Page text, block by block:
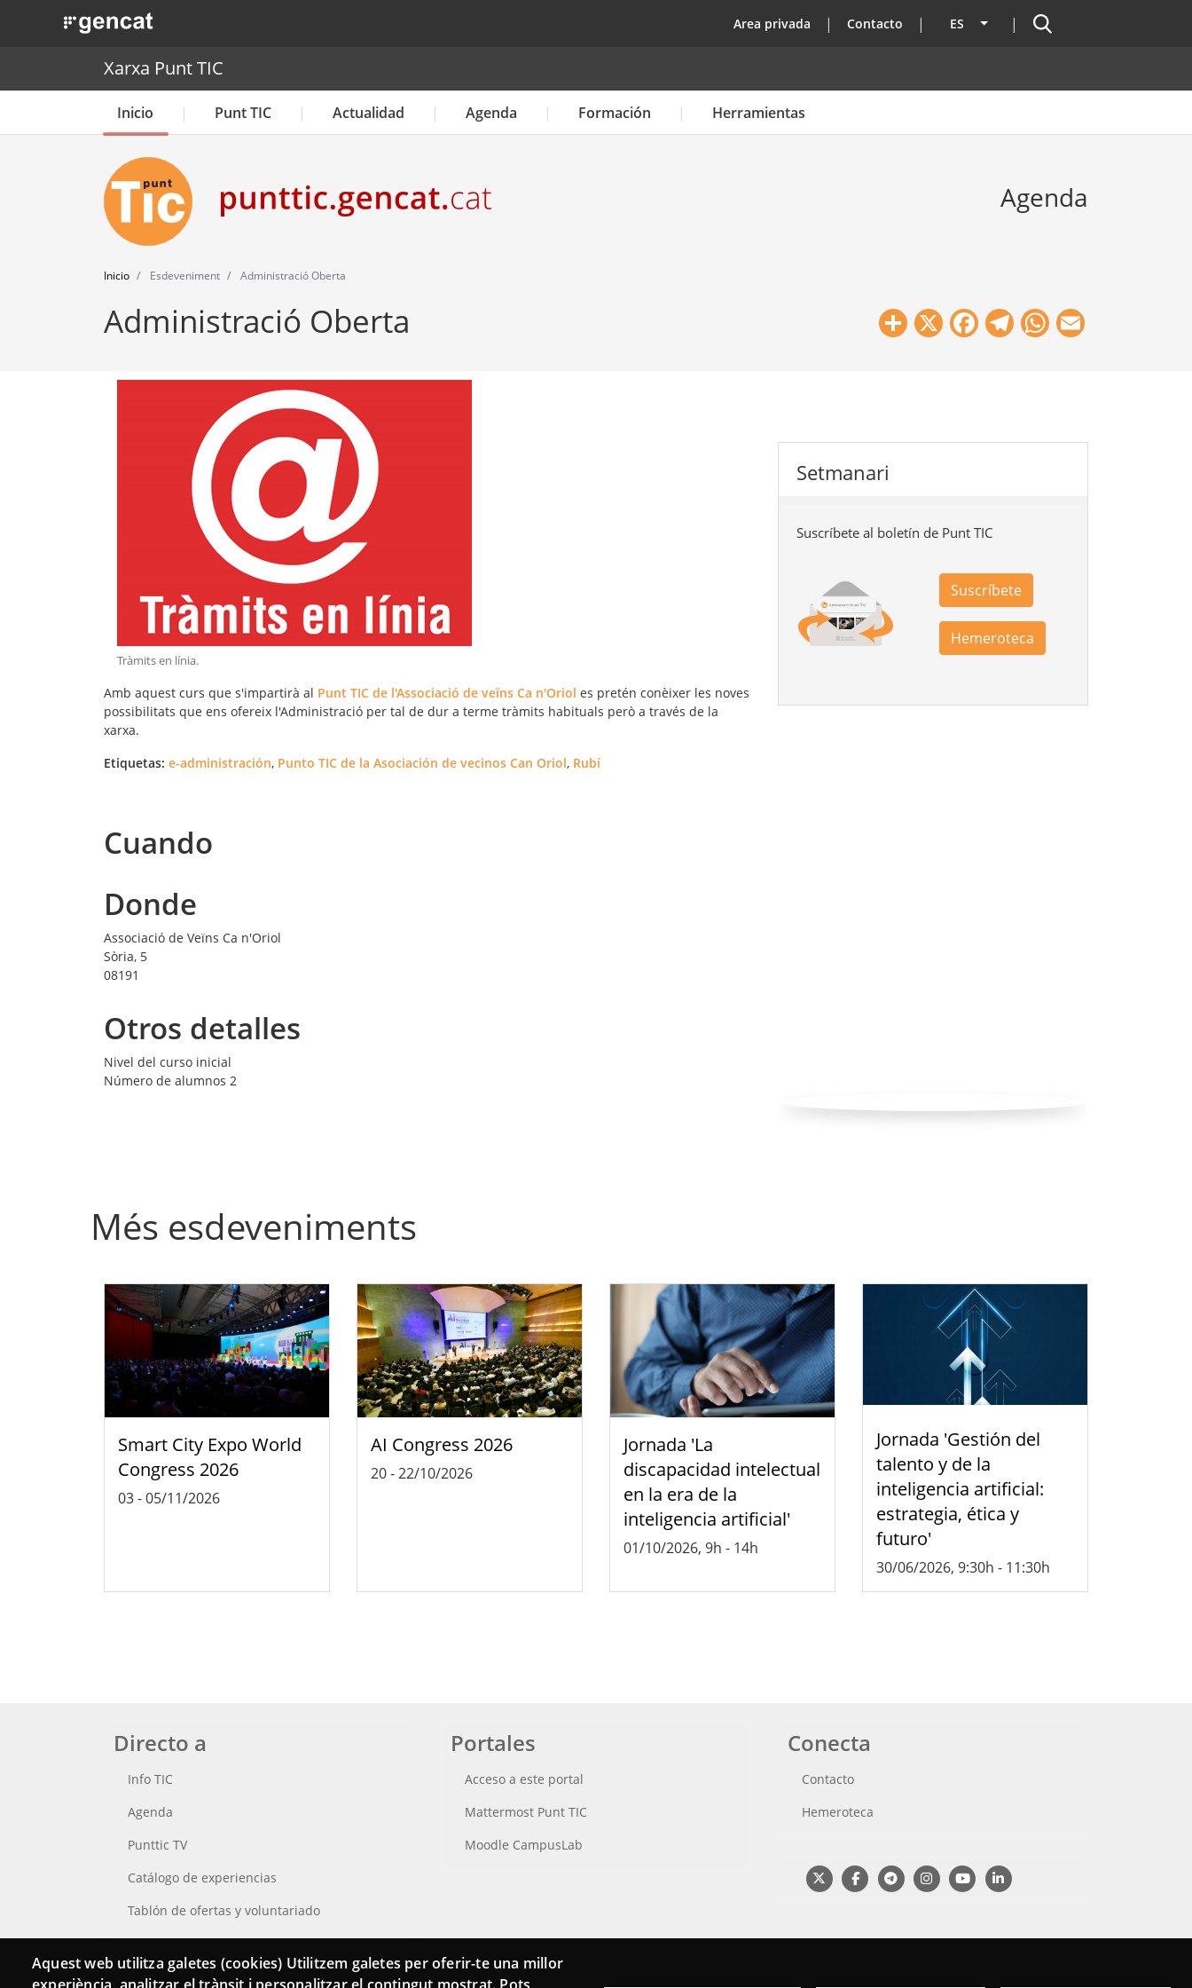
. Obre en una nova finestra. top
Area privada Contacto ES Lista adicional de acciones
Buscador
Xarxa Punt TIC
Inicio Punt TIC Actualidad Agenda Formación Herramientas
Agenda
Inicio Esdeveniment Administració Oberta
Administració Oberta Share
X Facebook
Telegram
WhatsApp
Tràmits en línia.
Amb aquest curs que s'impartirà al Punt TIC de l'Associació de veïns Ca n'Oriol es pretén conèixer les noves
possibilitats que ens ofereix l'Administració per tal de dur a terme tràmits habituals però a través de la
xarxa.
Etiquetas: e-administración, Punto TIC de la Asociación de vecinos Can Oriol, Rubí
Cuando
Donde
Associació de Veïns Ca n'Oriol
Sòria, 5
08191
Otros detalles
Nivel del curso inicial
Número de alumnos 2
Setmanari
Suscríbete al boletín de Punt TIC
Suscríbete
Hemeroteca
Més esdeveniments
Smart City Expo World
Congress 2026
03-05/11/2026
AI Congress 2026
20-22/10/2026
Jornada 'La
discapacidad intelectual
en la era de la
inteligencia artificial'
01/10/2026, 9h - 14h
Jornada 'Gestión del
talento y de la
inteligencia artificial:
estrategia, ética y
futuro'
30/06/2026, 9:30h - 11:30h
Directo a
Info TIC
Agenda
Punttic TV
Catálogo de experiencias
Tablón de ofertas y voluntariado
Busca tu Punt TIC
Portales
Acceso a este portal
Mattermost Punt TIC
Moodle CampusLab
Conecta
Contacto
Hemeroteca
Aquest web utilitza galetes (cookies) Utilitzem galetes per oferir-te una millor